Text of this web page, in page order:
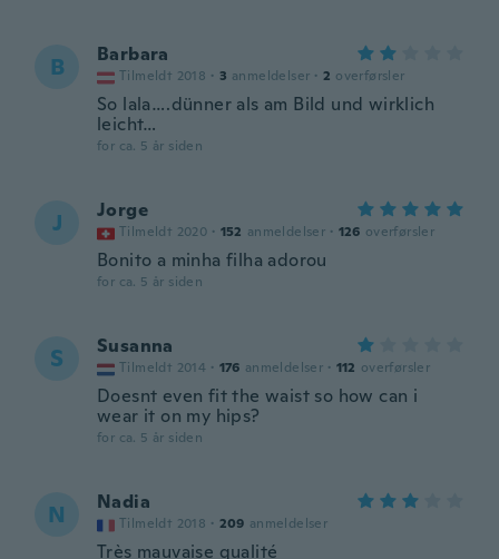
B Barbara
Tilmeldt 2018 · 3 anmeldelser · 2 overførsler
So lala….dünner als am Bild und wirklich
leicht…
for ca. 5 år siden
J Jorge
Tilmeldt 2020 · 152 anmeldelser · 126 overførsler
Bonito a minha filha adorou
for ca. 5 år siden
S Susanna
Tilmeldt 2014 · 176 anmeldelser · 112 overførsler
Doesnt even fit the waist so how can i
wear it on my hips?
for ca. 5 år siden
N Nadia
Tilmeldt 2018 · 209 anmeldelser
Très mauvaise qualité